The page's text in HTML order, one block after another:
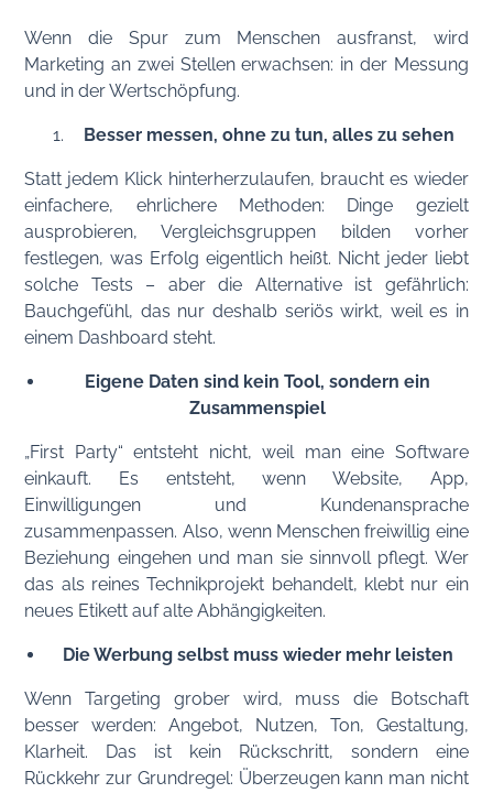
Wenn die Spur zum Menschen ausfranst, wird
Marketing an zwei Stellen erwachsen: in der Messung
und in der Wertschöpfung.
Besser messen, ohne zu tun, alles zu sehen
Statt jedem Klick hinterherzulaufen, braucht es wieder
einfachere, ehrlichere Methoden: Dinge gezielt
ausprobieren, Vergleichsgruppen bilden vorher
festlegen, was Erfolg eigentlich heißt. Nicht jeder liebt
solche Tests – aber die Alternative ist gefährlich:
Bauchgefühl, das nur deshalb seriös wirkt, weil es in
einem Dashboard steht.
Eigene Daten sind kein Tool, sondern ein
Zusammenspiel
„First Party“ entsteht nicht, weil man eine Software
einkauft. Es entsteht, wenn Website, App,
Einwilligungen und Kundenansprache
zusammenpassen. Also, wenn Menschen freiwillig eine
Beziehung eingehen und man sie sinnvoll pflegt. Wer
das als reines Technikprojekt behandelt, klebt nur ein
neues Etikett auf alte Abhängigkeiten.
Die Werbung selbst muss wieder mehr leisten
Wenn Targeting grober wird, muss die Botschaft
besser werden: Angebot, Nutzen, Ton, Gestaltung,
Klarheit. Das ist kein Rückschritt, sondern eine
Rückkehr zur Grundregel: Überzeugen kann man nicht